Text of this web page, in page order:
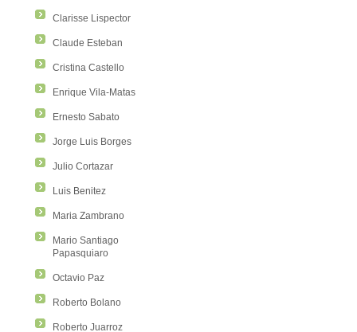
Clarisse Lispector
Claude Esteban
Cristina Castello
Enrique Vila-Matas
Ernesto Sabato
Jorge Luis Borges
Julio Cortazar
Luis Benitez
Maria Zambrano
Mario Santiago
Papasquiaro
Octavio Paz
Roberto Bolano
Roberto Juarroz